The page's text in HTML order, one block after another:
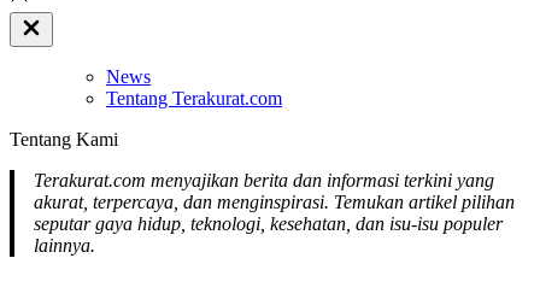
Close
Off
News
Tentang Terakurat.com
Tentang Kami
Terakurat.com menyajikan berita dan informasi terkini yang
akurat, terpercaya, dan menginspirasi. Temukan artikel pilihan
seputar gaya hidup, teknologi, kesehatan, dan isu-isu populer
lainnya.